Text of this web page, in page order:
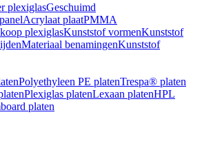
plexiglasGeschuimd
Acrylaat plaatPMMA
plexiglasKunststof vormenKunststof
Materiaal benamingenKunststof
Polyethyleen PE platenTrespa® platen
Plexiglas platenLexaan platenHPL
platen